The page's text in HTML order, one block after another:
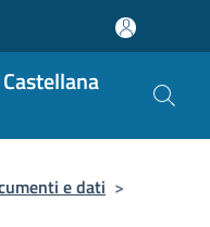
e dati >